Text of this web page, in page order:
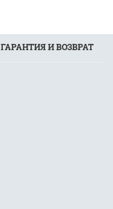
ГАРАНТИЯ И ВОЗВРАТ